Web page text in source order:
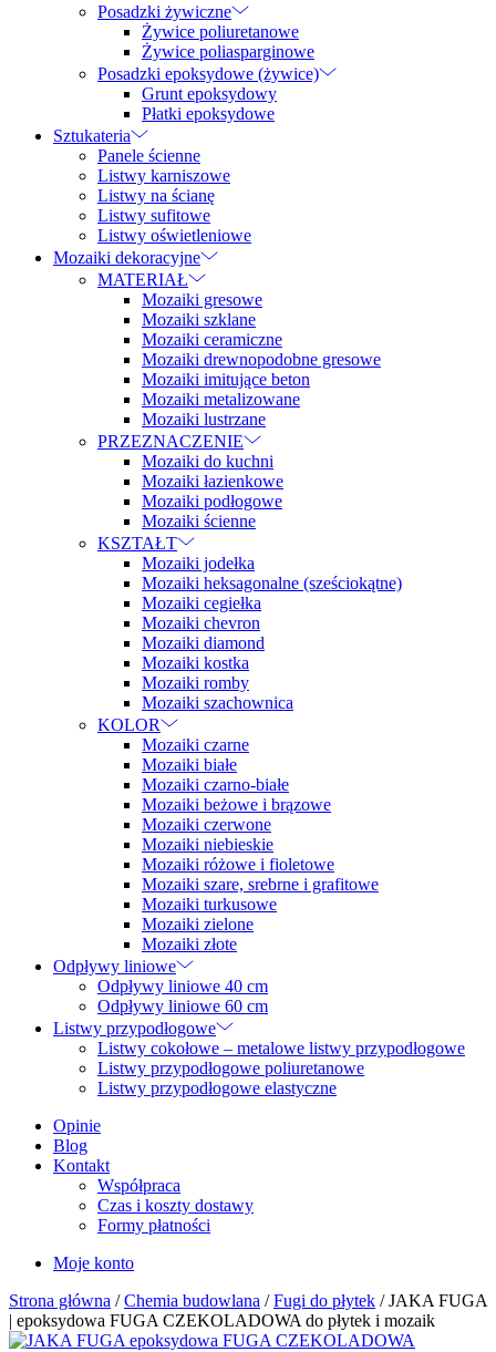
Posadzki żywiczne
Żywice poliuretanowe
Żywice poliasparginowe
Posadzki epoksydowe (żywice)
Grunt epoksydowy
Płatki epoksydowe
Sztukateria
Panele ścienne
Listwy karniszowe
Listwy na ścianę
Listwy sufitowe
Listwy oświetleniowe
Mozaiki dekoracyjne
MATERIAŁ
Mozaiki gresowe
Mozaiki szklane
Mozaiki ceramiczne
Mozaiki drewnopodobne gresowe
Mozaiki imitujące beton
Mozaiki metalizowane
Mozaiki lustrzane
PRZEZNACZENIE
Mozaiki do kuchni
Mozaiki łazienkowe
Mozaiki podłogowe
Mozaiki ścienne
KSZTAŁT
Mozaiki jodełka
Mozaiki heksagonalne (sześciokątne)
Mozaiki cegiełka
Mozaiki chevron
Mozaiki diamond
Mozaiki kostka
Mozaiki romby
Mozaiki szachownica
KOLOR
Mozaiki czarne
Mozaiki białe
Mozaiki czarno-białe
Mozaiki beżowe i brązowe
Mozaiki czerwone
Mozaiki niebieskie
Mozaiki różowe i fioletowe
Mozaiki szare, srebrne i grafitowe
Mozaiki turkusowe
Mozaiki zielone
Mozaiki złote
Odpływy liniowe
Odpływy liniowe 40 cm
Odpływy liniowe 60 cm
Listwy przypodłogowe
Listwy cokołowe – metalowe listwy przypodłogowe
Listwy przypodłogowe poliuretanowe
Listwy przypodłogowe elastyczne
Opinie
Blog
Kontakt
Współpraca
Czas i koszty dostawy
Formy płatności
Moje konto
Strona główna /Chemia budowlana /Fugi do płytek / JAKA FUGA
| epoksydowa FUGA CZEKOLADOWA do płytek i mozaik